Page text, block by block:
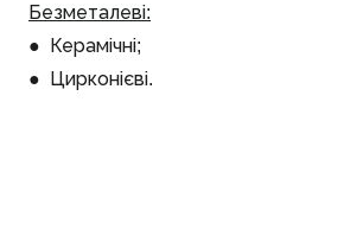
Безметалеві:
● Керамічні;
● Цирконієві.